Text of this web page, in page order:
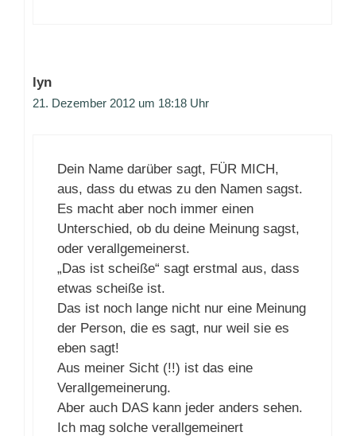
lyn
21. Dezember 2012 um 18:18 Uhr
Dein Name darüber sagt, FÜR MICH,
aus, dass du etwas zu den Namen sagst.
Es macht aber noch immer einen
Unterschied, ob du deine Meinung sagst,
oder verallgemeinerst.
„Das ist scheiße“ sagt erstmal aus, dass
etwas scheiße ist.
Das ist noch lange nicht nur eine Meinung
der Person, die es sagt, nur weil sie es
eben sagt!
Aus meiner Sicht (!!) ist das eine
Verallgemeinerung.
Aber auch DAS kann jeder anders sehen.
Ich mag solche verallgemeinert